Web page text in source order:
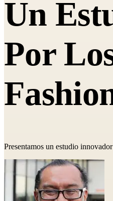
Un
Por
Presentamos un estudio